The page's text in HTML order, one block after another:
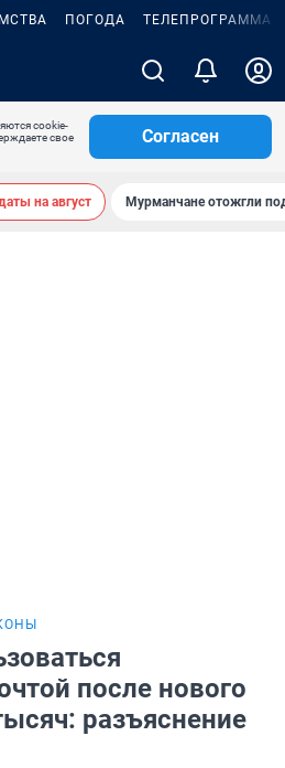
ПОГОДА ТЕЛЕПРОГРАММА
cookie-
свое
Согласен
на август Мурманчане отожгли
после нового
разъяснение